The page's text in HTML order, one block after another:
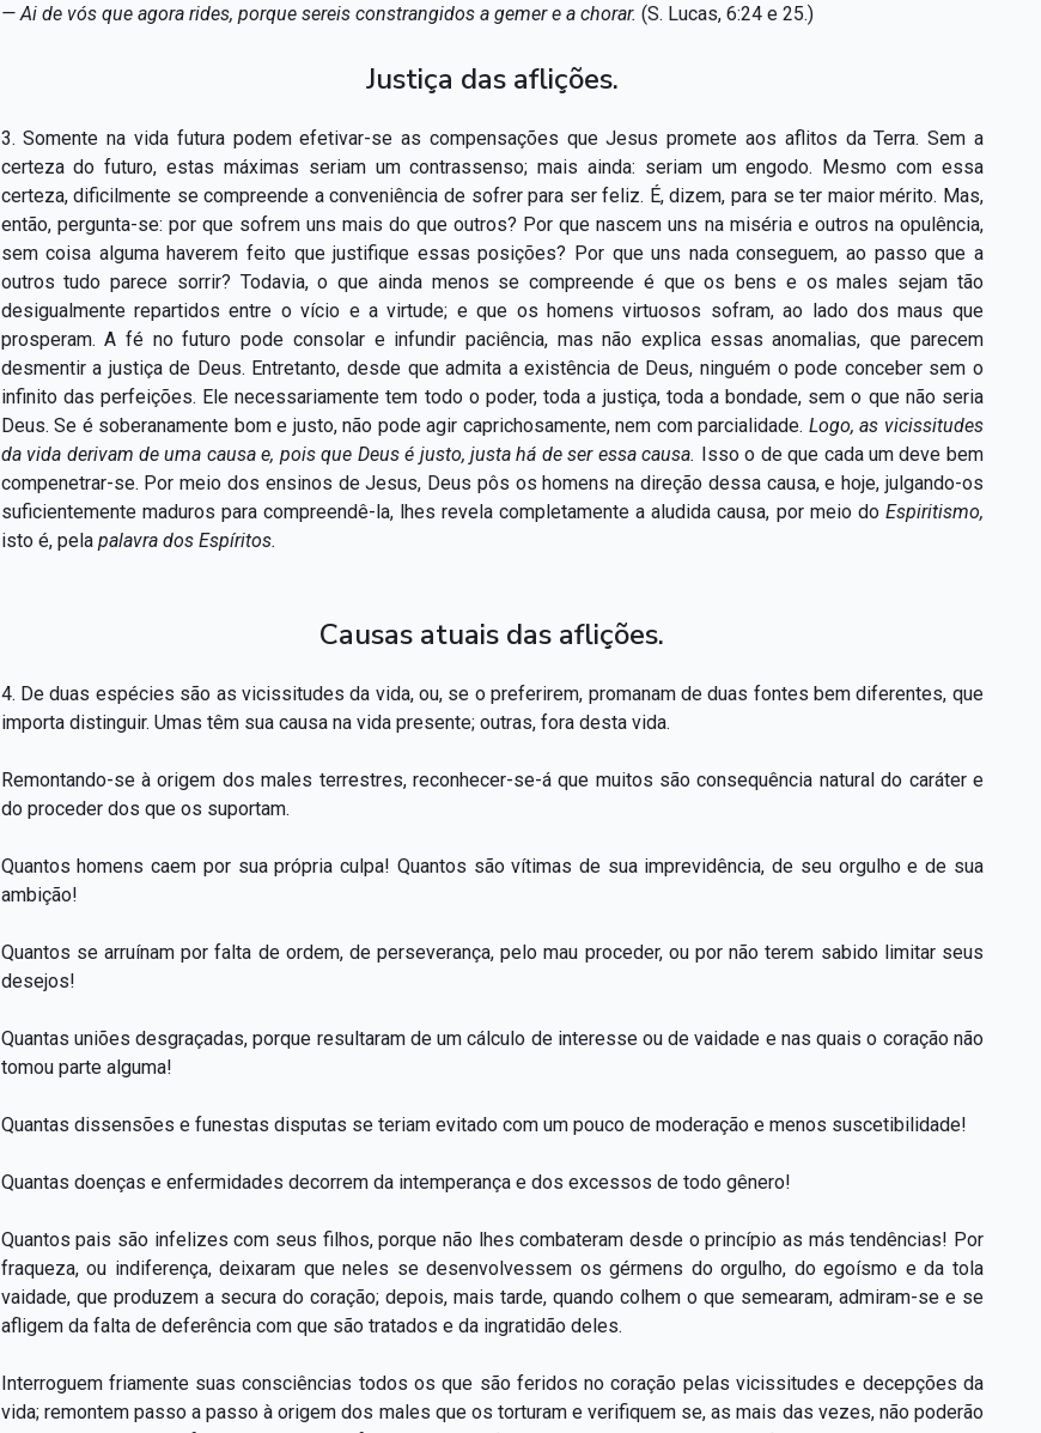
— Ai de vós que agora rides, porque sereis constrangidos a gemer e a chorar. (S. Lucas, 6:24 e 25.)
Justiça das aflições.
3. Somente na vida futura podem efetivar-se as compensações que Jesus promete aos aflitos da Terra. Sem a
certeza do futuro, estas máximas seriam um contrassenso; mais ainda: seriam um engodo. Mesmo com essa
certeza, dificilmente se compreende a conveniência de sofrer para ser feliz. É, dizem, para se ter maior mérito. Mas,
então, pergunta-se: por que sofrem uns mais do que outros? Por que nascem uns na miséria e outros na opulência,
sem coisa alguma haverem feito que justifique essas posições? Por que uns nada conseguem, ao passo que a
outros tudo parece sorrir? Todavia, o que ainda menos se compreende é que os bens e os males sejam tão
desigualmente repartidos entre o vício e a virtude; e que os homens virtuosos sofram, ao lado dos maus que
prosperam. A fé no futuro pode consolar e infundir paciência, mas não explica essas anomalias, que parecem
desmentir a justiça de Deus. Entretanto, desde que admita a existência de Deus, ninguém o pode conceber sem o
infinito das perfeições. Ele necessariamente tem todo o poder, toda a justiça, toda a bondade, sem o que não seria
Deus. Se é soberanamente bom e justo, não pode agir caprichosamente, nem com parcialidade. Logo, as vicissitudes
da vida derivam de uma causa e, pois que Deus é justo, justa há de ser essa causa. Isso o de que cada um deve bem
compenetrar-se. Por meio dos ensinos de Jesus, Deus pôs os homens na direção dessa causa, e hoje, julgando-os
suficientemente maduros para compreendê-la, lhes revela completamente a aludida causa, por meio do Espiritismo,
isto é, pela palavra dos Espíritos.
Causas atuais das aflições.
4. De duas espécies são as vicissitudes da vida, ou, se o preferirem, promanam de duas fontes bem diferentes, que
importa distinguir. Umas têm sua causa na vida presente; outras, fora desta vida.
Remontando-se à origem dos males terrestres, reconhecer-se-á que muitos são consequência natural do caráter e
do proceder dos que os suportam.
Quantos homens caem por sua própria culpa! Quantos são vítimas de sua imprevidência, de seu orgulho e de sua
ambição!
Quantos se arruínam por falta de ordem, de perseverança, pelo mau proceder, ou por não terem sabido limitar seus
desejos!
Quantas uniões desgraçadas, porque resultaram de um cálculo de interesse ou de vaidade e nas quais o coração não
tomou parte alguma!
Quantas dissensões e funestas disputas se teriam evitado com um pouco de moderação e menos suscetibilidade!
Quantas doenças e enfermidades decorrem da intemperança e dos excessos de todo gênero!
Quantos pais são infelizes com seus filhos, porque não lhes combateram desde o princípio as más tendências! Por
fraqueza, ou indiferença, deixaram que neles se desenvolvessem os gérmens do orgulho, do egoísmo e da tola
vaidade, que produzem a secura do coração; depois, mais tarde, quando colhem o que semearam, admiram-se e se
afligem da falta de deferência com que são tratados e da ingratidão deles.
Interroguem friamente suas consciências todos os que são feridos no coração pelas vicissitudes e decepções da
vida; remontem passo a passo à origem dos males que os torturam e verifiquem se, as mais das vezes, não poderão